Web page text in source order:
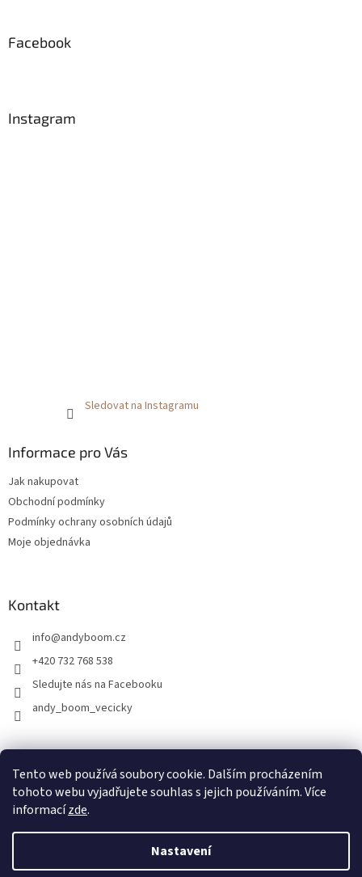
Tento web používá soubory cookie. Dalším procházením
tohoto webu vyjadřujete souhlas s jejich používáním. Více
informacízde.
Nastavení
Facebook
Instagram
Sledovat na Instagramu
Informace pro Vás
Jak nakupovat
Obchodní podmínky
Podmínky ochrany osobních údajů
Moje objednávka
Kontakt
info@andyboom.cz
+420 732 768 538
Sledujte nás na Facebooku
andy_boom_vecicky